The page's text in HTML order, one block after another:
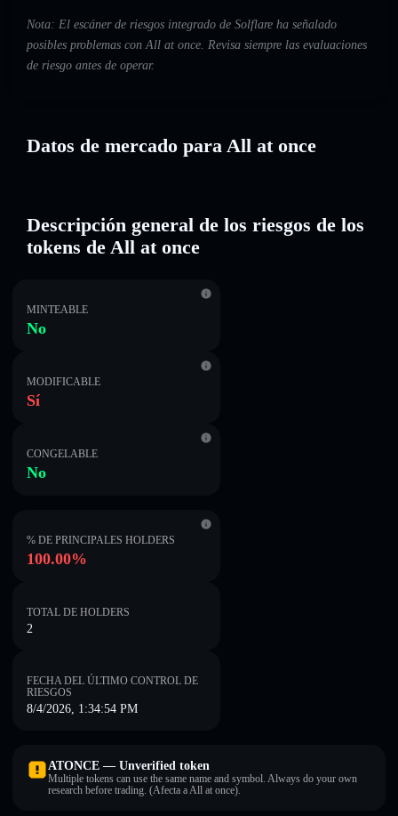
Nota: El escáner de riesgos integrado de Solflare ha señalado
posibles problemas con All at once. Revisa siempre las evaluaciones
de riesgo antes de operar.
Datos de mercado para All at once
Descripción general de los riesgos de los
tokens de All at once
MINTEABLE
No
MODIFICABLE
Sí
CONGELABLE
No
% DE PRINCIPALES HOLDERS
100.00%
TOTAL DE HOLDERS
2
FECHA DEL ÚLTIMO CONTROL DE
RIESGOS
8/4/2026, 1:34:54 PM
ATONCE — Unverified token
Multiple tokens can use the same name and symbol. Always do your own
research before trading. (Afecta a All at once).